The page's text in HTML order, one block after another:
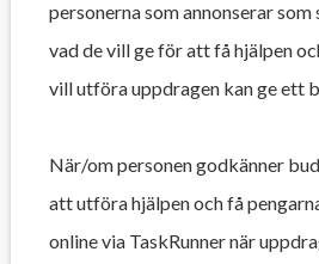
personerna som annonserar
vad de vill ge för att få hjälpen
vill utföra uppdragen kan ge ett
När/om personen godkänner
att utföra hjälpen och få
online via TaskRunner när